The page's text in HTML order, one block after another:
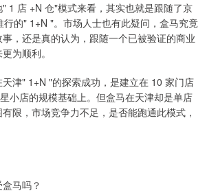
1 店 +N 仓"模式来看，其实也就是跟随了京
的" 1+N "。市场人士也有此疑问，盒马究竟
，还是真的认为，跟随一个已被验证的商业
为顺利。
津" 1+N "的探索成功，是建立在 10 家门店
小店的规模基础上。但盒马在天津却是单店
限，市场竞争力不足，是否能跑通此模式，
马吗？